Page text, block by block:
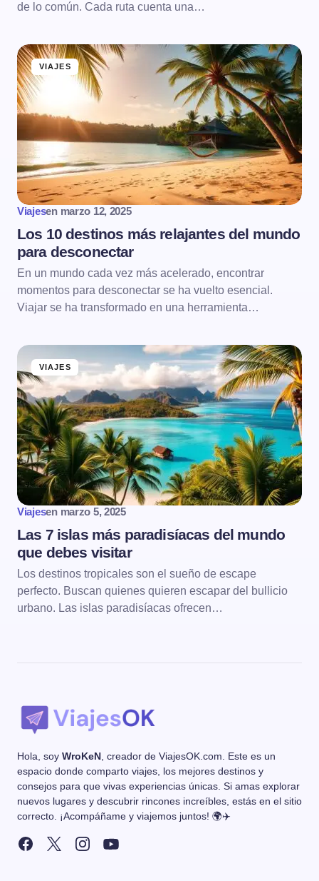
de lo común. Cada ruta cuenta una…
VIAJES
Viajesen marzo 12, 2025
Los 10 destinos más relajantes del mundo
para desconectar
En un mundo cada vez más acelerado, encontrar
momentos para desconectar se ha vuelto esencial.
Viajar se ha transformado en una herramienta…
VIAJES
Viajesen marzo 5, 2025
Las 7 islas más paradisíacas del mundo
que debes visitar
Los destinos tropicales son el sueño de escape
perfecto. Buscan quienes quieren escapar del bullicio
urbano. Las islas paradisíacas ofrecen…
Hola, soy WroKeN , creador de ViajesOK.com. Este es un
espacio donde comparto viajes, los mejores destinos y
consejos para que vivas experiencias únicas. Si amas explorar
nuevos lugares y descubrir rincones increíbles, estás en el sitio
correcto. ¡Acompáñame y viajemos juntos! 🌍✈️